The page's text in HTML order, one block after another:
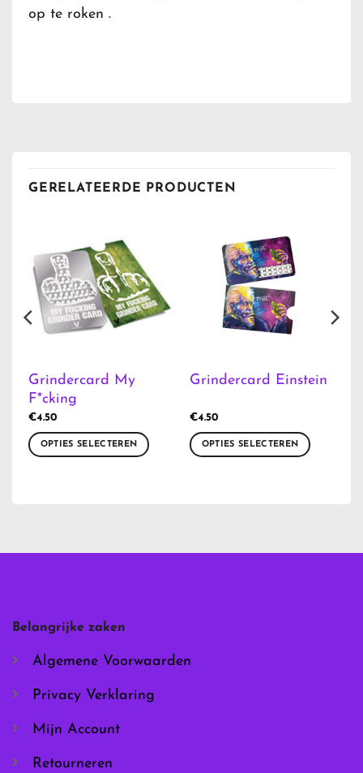
op te roken .
GERELATEERDE PRODUCTEN
Grindercard My
F*cking
€4.50
OPTIES SELECTEREN
worden
op
de
productpagina
Grindercard Einstein
€4.50
OPTIES SELECTEREN
Belangrijke zaken
Algemene Voorwaarden
Privacy Verklaring
Mijn Account
Retourneren